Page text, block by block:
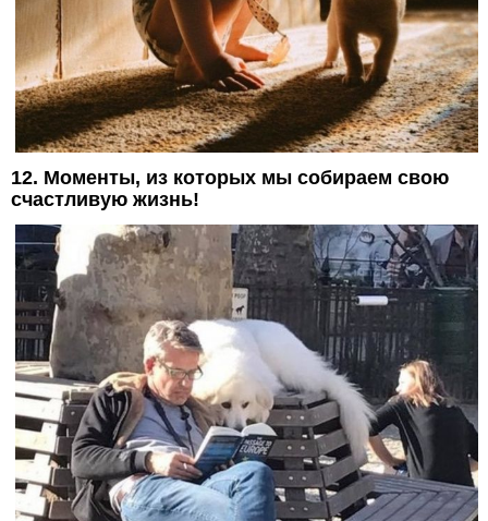
12. Моменты, из которых мы собираем свою
счастливую жизнь!